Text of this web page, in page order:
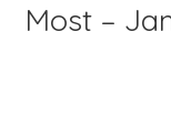
Most –